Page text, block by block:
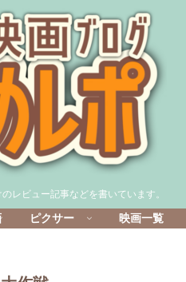
レビュー記事などを書いています。
ピクサー 映画一覧